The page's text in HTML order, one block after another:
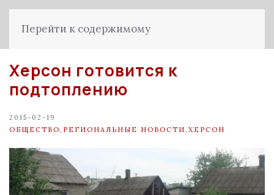
Перейти к содержимому
Херсон готовится к
подтоплению
2015-02-19
ОБЩЕСТВО РЕГИОНАЛЬНЫЕ НОВОСТИ ХЕРСОН